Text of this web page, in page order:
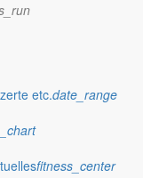
etc.date_range
fitness_center